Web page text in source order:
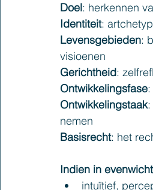
Doel: herkennen
Identiteit:
Levensgebieden:
visioenen
Gerichtheid:
Ontwikkelingsfase
Ontwikkelingstaak:
nemen
Basisrecht: het
Indien in evenwicht
intuïtief,